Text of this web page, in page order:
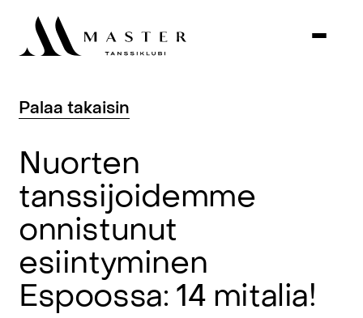
Palaa takaisin
Nuorten
tanssijoidemme
onnistunut
esiintyminen
Espoossa: 14 mitalia!